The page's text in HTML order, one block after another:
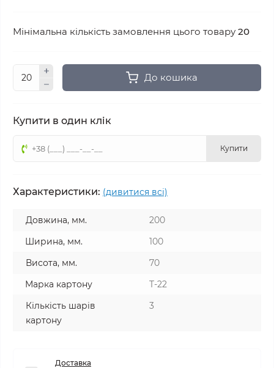
Мінімальна кількість замовлення цього товару 20
До кошика
Купити в один клік
Купити
Характеристики: (дивитися всі)
Довжина, мм.
200
Ширина, мм.
100
Висота, мм.
70
Марка картону
T-22
Кількість шарів
картону
3
Доставка